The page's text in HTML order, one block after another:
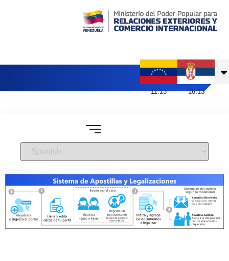
11:13 16:13